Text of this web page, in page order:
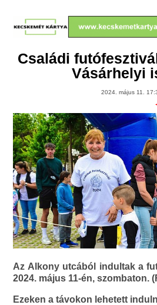
Családi
Vásárhelyi
2024. május 11.
Az Alkony utcából indultak a
2024. május 11-én, szombaton.
Ezeken a távokon lehetett